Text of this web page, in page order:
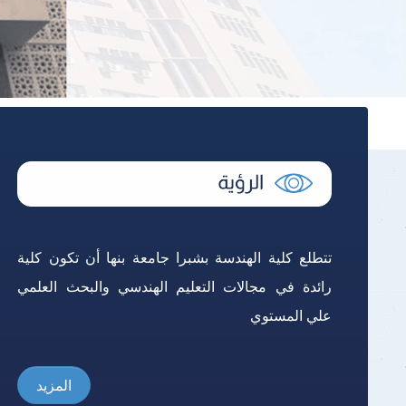
إدارة رعاية
الإرشاد
الطلاب
تتطلع كلية الهندسة بشبرا جامعة بنها أن تكون كلية
رائدة في مجالات التعليم الهندسي والبحث العلمي
علي المستوي
المزيد